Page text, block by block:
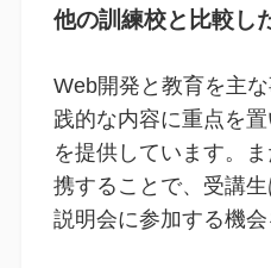
他の訓練校と比較し
Web開発と教育を主
践的な内容に重点を
を提供しています。
携することで、受講
説明会に参加する機会